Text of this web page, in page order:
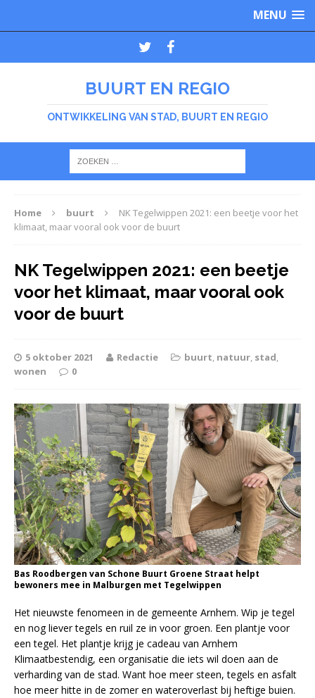
MENU
BUURT EN REGIO
ONTWIKKELING VAN STAD, BUURT EN REGIO
Home buurt
NK Tegelwippen 2021: een beetje voor het
klimaat, maar vooral ook voor de buurt
NK Tegelwippen 2021: een beetje
voor het klimaat, maar vooral ook
voor de buurt
5 oktober 2021 Redactie buurt, natuur, stad,
wonen
0
Bas Roodbergen van Schone Buurt Groene Straat helpt
bewoners mee in Malburgen met Tegelwippen
Het nieuwste fenomeen in de gemeente Arnhem. Wip je tegel
en nog liever tegels en ruil ze in voor groen. Een plantje voor
een tegel. Het plantje krijg je cadeau van Arnhem
Klimaatbestendig, een organisatie die iets wil doen aan de
verharding van de stad. Want hoe meer steen, tegels en asfalt
hoe meer hitte in de zomer en wateroverlast bij heftige buien.